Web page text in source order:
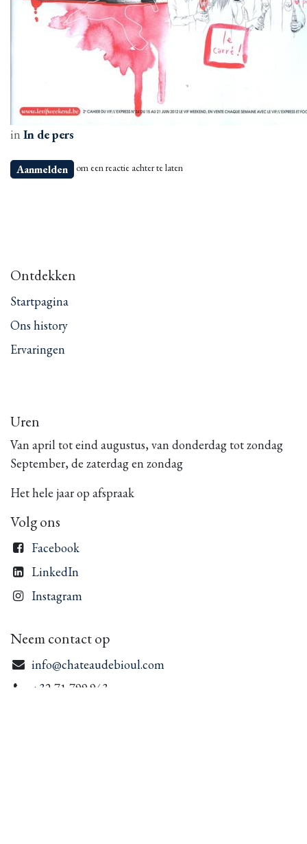
in In de pers
Aanmelden om een reactie achter te laten
Ontdekken
Startpagina
Ons history
Ervaringen
Uren
Van april tot eind augustus, van donderdag tot zondag
September, de zaterdag en zondag
Het hele jaar op afspraak
Volg ons
Facebook
LinkedIn
Instagram
Neem contact op
info@chateaudebioul.com
+32 71 799.943